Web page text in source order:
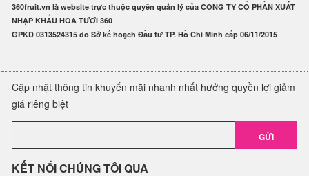
360fruit.vn là website trực thuộc quyền quản lý của CÔNG TY CỔ PHẦN XUẤT
NHẬP KHẨU HOA TƯƠI 360
GPKD 0313524315 do Sở kế hoạch Đầu tư TP. Hồ Chí Minh cấp 06/11/2015
Cập nhật thông tin khuyến mãi nhanh nhất hưởng quyền lợi giảm
giá riêng biệt
GỬI
KẾT NỐI CHÚNG TÔI QUA